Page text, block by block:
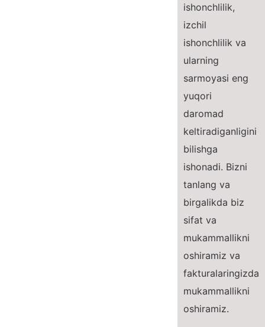
ishonchlilik,
izchil
ishonchlilik va
ularning
sarmoyasi eng
yuqori
daromad
keltiradiganligini
bilishga
ishonadi. Bizni
tanlang va
birgalikda biz
sifat va
mukammallikni
oshiramiz va
fakturalaringizda
mukammallikni
oshiramiz.